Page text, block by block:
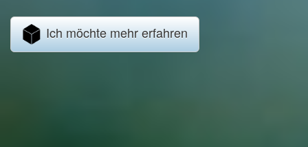
Ich möchte mehr erfahren